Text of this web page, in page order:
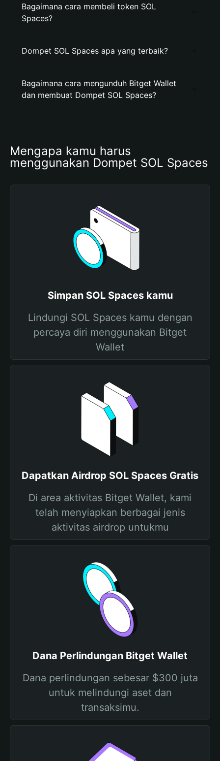
Bagaimana cara membeli token SOL
Spaces?
Dompet SOL Spaces apa yang terbaik?
Bagaimana cara mengunduh Bitget Wallet
dan membuat Dompet SOL Spaces?
Mengapa kamu harus
menggunakan Dompet SOL Spaces
Simpan SOL Spaces kamu
Lindungi SOL Spaces kamu dengan
percaya diri menggunakan Bitget
Wallet
Dapatkan Airdrop SOL Spaces Gratis
Di area aktivitas Bitget Wallet, kami
telah menyiapkan berbagai jenis
aktivitas airdrop untukmu
Dana Perlindungan Bitget Wallet
Dana perlindungan sebesar $300 juta
untuk melindungi aset dan
transaksimu.